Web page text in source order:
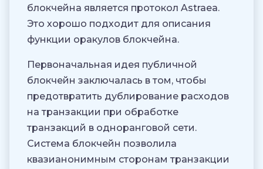
блокчейна является протокол Astraea.
Это хорошо подходит для описания
функции оракулов блокчейна.
Первоначальная идея публичной
блокчейн заключалась в том, чтобы
предотвратить дублирование расходов
на транзакции при обработке
транзакций в одноранговой сети.
Система блокчейн позволила
квазианонимным сторонам транзакции